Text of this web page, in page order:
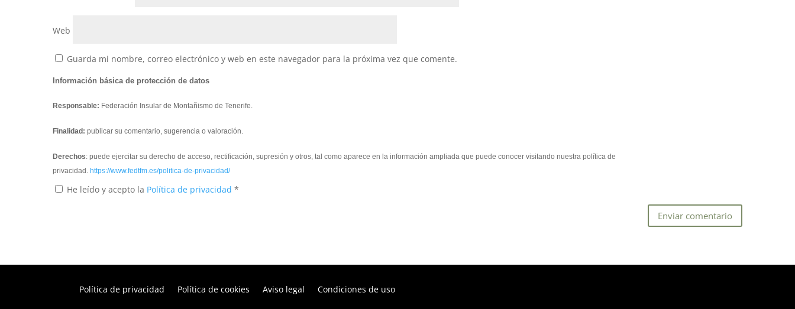
Web
Guarda mi nombre, correo electrónico y web en este navegador para la próxima vez que comente.
Información básica de protección de datos
Responsable: Federación Insular de Montañismo de Tenerife.
Finalidad: publicar su comentario, sugerencia o valoración.
Derechos: puede ejercitar su derecho de acceso, rectificación, supresión y otros, tal como aparece en la información ampliada que puede conocer visitando nuestra política de
privacidad. https://www.fedtfm.es/politica-de-privacidad/
He leído y acepto la Política de privacidad *
Política de privacidad Política de cookies Aviso legal Condiciones de uso